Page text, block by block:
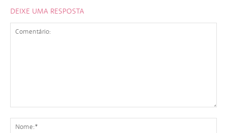
DEIXE UMA RESPOSTA